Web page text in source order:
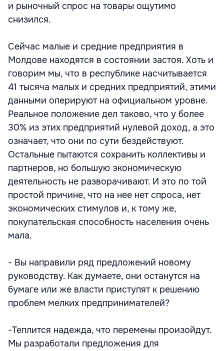
и рыночный спрос на товары ощутимо
снизился.
Сейчас малые и средние предприятия в
Молдове находятся в состоянии застоя. Хоть и
говорим мы, что в республике насчитывается
41 тысяча малых и средних предприятий, этими
данными оперируют на официальном уровне.
Реальное положение дел таково, что у более
30% из этих предприятий нулевой доход, а это
означает, что они по сути бездействуют.
Остальные пытаются сохранить коллективы и
партнеров, но большую экономическую
деятельность не разворачивают. И это по той
простой причине, что на нее нет спроса, нет
экономических стимулов и, к тому же,
покупательская способность населения очень
мала.
- Вы направили ряд предложений новому
руководству. Как думаете, они останутся на
бумаге или же власти приступят к решению
проблем мелких предпринимателей?
-Теплится надежда, что перемены произойдут.
Мы разработали предложения для